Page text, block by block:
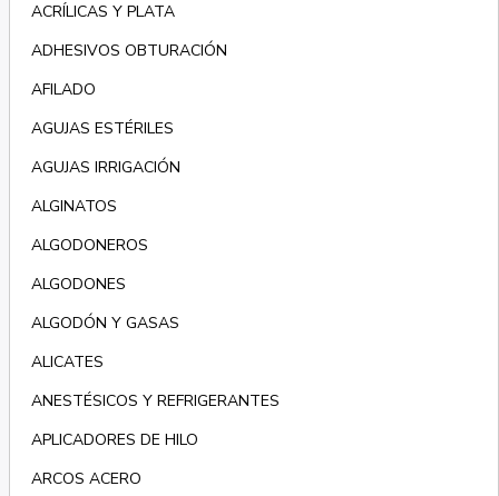
ACRÍLICAS Y PLATA
ADHESIVOS OBTURACIÓN
AFILADO
AGUJAS ESTÉRILES
AGUJAS IRRIGACIÓN
ALGINATOS
ALGODONEROS
ALGODONES
ALGODÓN Y GASAS
ALICATES
ANESTÉSICOS Y REFRIGERANTES
APLICADORES DE HILO
ARCOS ACERO